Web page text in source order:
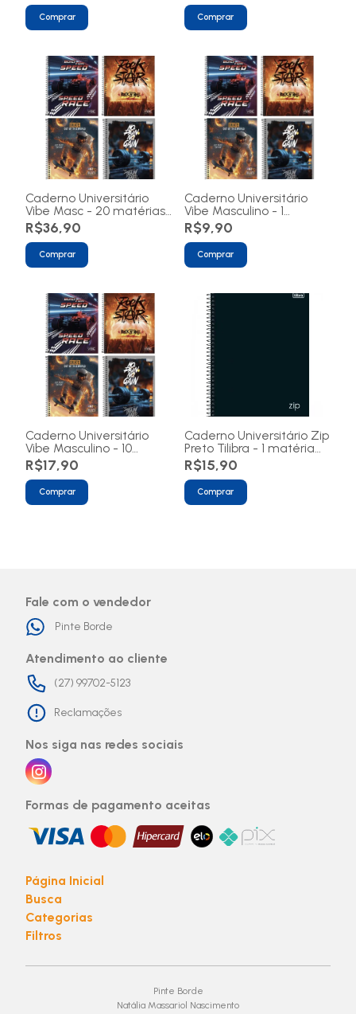
Comprar Comprar
Caderno Universitário
Vibe Masc - 20 matérias
320 folhas
R$36,90
Comprar
Caderno Universitário
Vibe Masculino - 1
matéria 80 folhas
R$9,90
Comprar
Caderno Universitário
Vibe Masculino - 10
matérias 160 folhas
R$17,90
Comprar
Caderno Universitário Zip
Preto Tilibra - 1 matéria
80 folhas
R$15,90
Comprar
Fale com o vendedor
Pinte Borde
Atendimento ao cliente
(27) 99702-5123
Reclamações
Nos siga nas redes sociais
Formas de pagamento aceitas
Página Inicial
Busca
Categorias
Filtros
Pinte Borde
Natália Massariol Nascimento